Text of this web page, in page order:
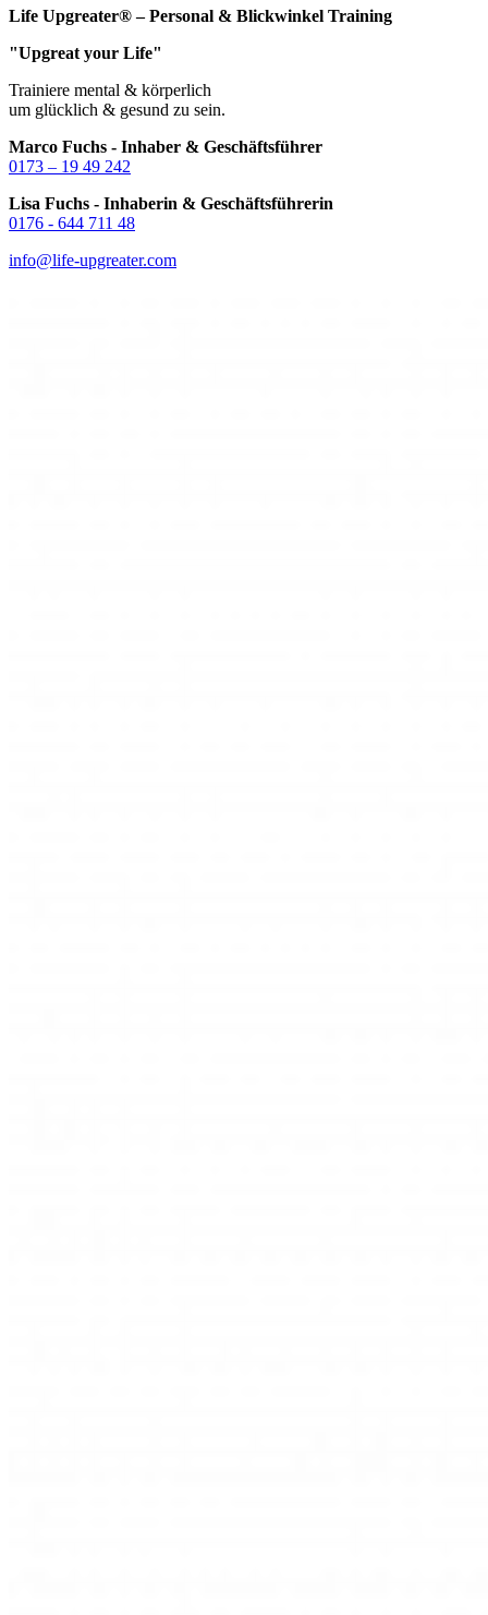
Life Upgreater® – Personal & Blickwinkel Training
"Upgreat your Life"
Trainiere mental & körperlich
um glücklich & gesund zu sein.
Marco Fuchs - Inhaber & Geschäftsführer
0173 – 19 49 242
Lisa Fuchs - Inhaberin & Geschäftsführerin
0176 - 644 711 48
info@life-upgreater.com